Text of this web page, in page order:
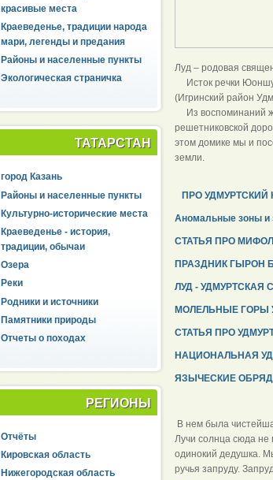
красивые места
Краеведенье, традиции народа
мари, легенды и предания
Районы и населенные пункты
Экологическая страничка
ТАТАРСТАН
город Казань
Районы и населенные пункты
Культурно-исторические места
Краеведенье - история,
традиции, обычаи
Озера
Реки
Родники и источники
Памятники природы
Отчеты о походах
РЕГИОНЫ
Отчёты
Кировская область
Нижегородская область
Луд – родовая
Исток речки
(Игринский район
Из воспоминаний
решетниковской
этом домике мы и
земли.
ПРО УДМУРТСКИЙ
Аномальные зоны и
СТАТЬЯ ПРО
ПРАЗДНИК ГЫРОН
ЛУД - УДМУРТСКАЯ
МОЛЕЛЬНЫЕ ГОРЫ
СТАТЬЯ ПРО
НАЦИОНАЛЬНАЯ
ЯЗЫЧЕСКИЕ
В нем была
Лучи солнца сюда не
одинокий дедушка.
ручья запруду.